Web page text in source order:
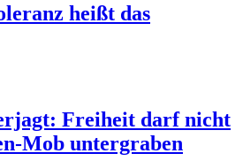
heißt das
Freiheit darf nicht
Mob untergraben